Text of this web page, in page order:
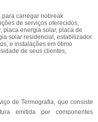
carregar nobreak
de serviços oferecidos,
placa energia solar, placa de
solar residencial, estabilizador
e instalações em ótimo
de seus clientes,
de Termografia, que consiste
emitida por componentes